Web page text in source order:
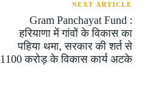
NEXT ARTICLE
Gram Panchayat Fund :
हरियाणा में गांवों के विकास का
पहिया थमा, सरकार की शर्त से
1100 करोड़ के विकास कार्य अटके